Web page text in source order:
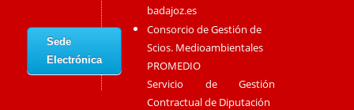
Sede
Electrónica
badajoz.es
Consorcio de Gestión de
Scios. Medioambientales
PROMEDIO
Servicio de Gestión
Contractual de Diputación